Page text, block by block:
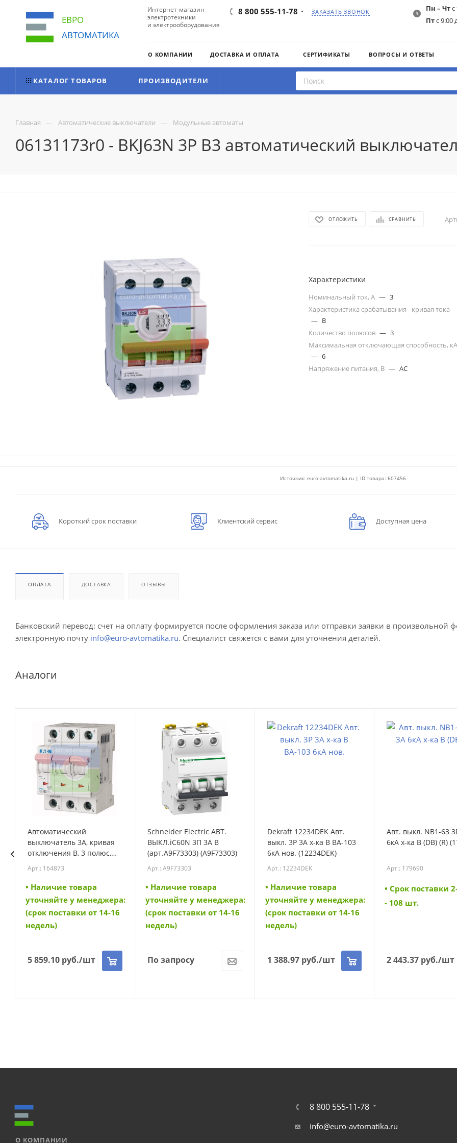
ЕВРО
АВТОМАТИКА
Интернет-магазин
электротехники
и электрооборудования
8 800 555-11-78 ЗАКАЗАТЬ ЗВОНОК Пн – Чтс
Птс 9:00
О КОМПАНИИ ДОСТАВКА И ОПЛАТА СЕРТИФИКАТЫ ВОПРОСЫ И ОТВЕТЫ
КАТАЛОГ ТОВАРОВ ПРОИЗВОДИТЕЛИ
Главная — Автоматические выключатели — Модульные автоматы
06131173r0 - BKJ63N 3P B3 автоматический
ОТЛОЖИТЬ СРАВНИТЬ
Характеристики
Номинальный ток, А — 3
Характеристика срабатывания - кривая тока
— B
Количество полюсов — 3
Максимальная отключающая способность, кА
— 6
Напряжение питания, В — AC
Источник: euro-avtomatika.ru | ID товара: 607456
Короткий срок поставки Клиентский сервис Доступная цена
ОПЛАТА ДОСТАВКА ОТЗЫВЫ
Банковский перевод: счет на оплату формируется после оформления заказа или отправки заявки в произвольной
электронную почту info@euro-avtomatika.ru. Специалист свяжется с вами для уточнения деталей.
Аналоги
Автоматический
выключатель 3А, кривая
отключения B, 3 полюс,
(PL6-B3/3) (164873)
Арт.: 164873
• Наличие товара
уточняйте у менеджера:
(срок поставки от 14-16
недель)
5 859.10 руб./шт
Schneider Electric АВТ.
ВЫКЛ.iC60N 3П 3A B
(арт.A9F73303) (A9F73303)
Арт.: A9F73303
• Наличие товара
уточняйте у менеджера:
(срок поставки от 14-16
недель)
По запросу
Dekraft 12234DEK Авт.
выкл. 3Р 3А х-ка B ВА-103
6кА нов. (12234DEK)
Арт.: 12234DEK
• Наличие товара
уточняйте у менеджера:
(срок поставки от 14-16
недель)
1 388.97руб./шт
Авт. выкл. NB1-63
6кА х-ка B (DB) (R)
Арт.: 179690
• Cрок поставки
- 108 шт.
2 443.37 руб./шт
О КОМПАНИИ
8 800 555-11-78
info@euro-avtomatika.ru